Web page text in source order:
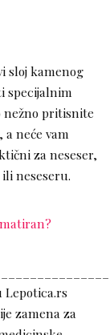
sloj kamenog
specijalnim
nežno pritisnite
neće vam
za neseser,
neseseru.
Lepotica.rs
zamena za